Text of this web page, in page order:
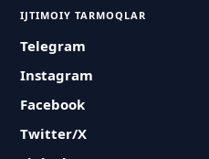
IJTIMOIY TARMOQLAR
Telegram
Instagram
Facebook
Twitter/X